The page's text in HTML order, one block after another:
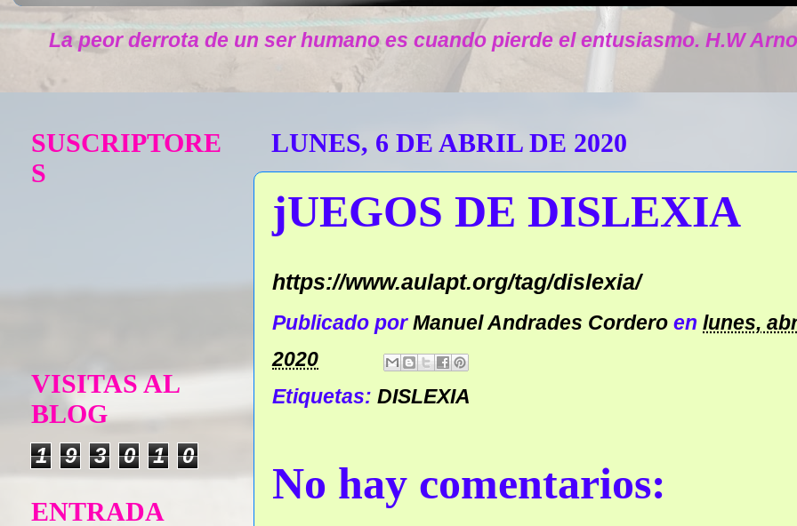
La peor derrota de un ser humano es cuando pierde el entusiasmo. H.W
LUNES, 6 DE ABRIL DE 2020
jUEGOS DE DISLEXIA
https://www.aulapt.org/tag/dislexia/
Publicado por Manuel Andrades Cordero en lunes,
2020
Etiquetas: DISLEXIA
No hay comentarios:
SUSCRIPTORE
S
VISITAS AL
BLOG
1 9 3 0 1 0
ENTRADA